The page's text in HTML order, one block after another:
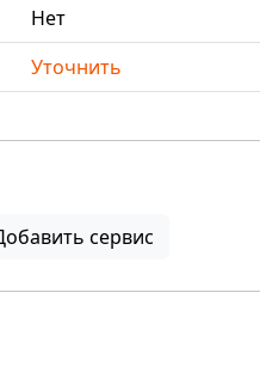
Нет
Уточнить
сервис